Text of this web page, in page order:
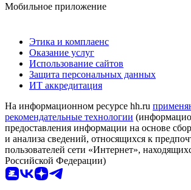
Мобильное приложение
Этика и комплаенс
Оказание услуг
Использование сайтов
Защита персональных данных
ИТ аккредитация
На информационном ресурсе hh.ru
рекомендательные технологии
предоставления информации на основе
и анализа сведений, относящихся к
пользователей сети «Интернет»,
Российской Федерации)